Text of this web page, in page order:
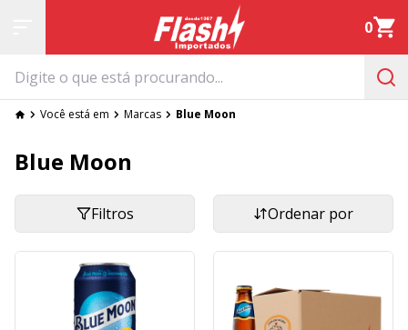
0
Você está em Marcas Blue Moon
Blue Moon
Filtros Ordenar por